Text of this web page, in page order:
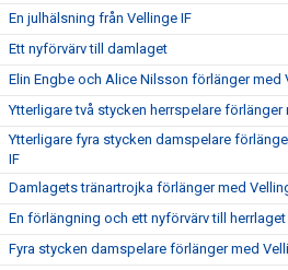
En julhälsning från Vellinge IF
Ett nyförvärv till damlaget
Elin Engbe och Alice Nilsson förlänger med
Ytterligare två stycken herrspelare förlänger
Ytterligare fyra stycken damspelare
IF
Damlagets tränartrojka förlänger med
En förlängning och ett nyförvärv till herrlaget
Fyra stycken damspelare förlänger med